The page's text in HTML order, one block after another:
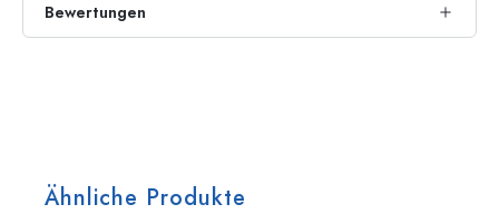
Bewertungen
Ähnliche Produkte